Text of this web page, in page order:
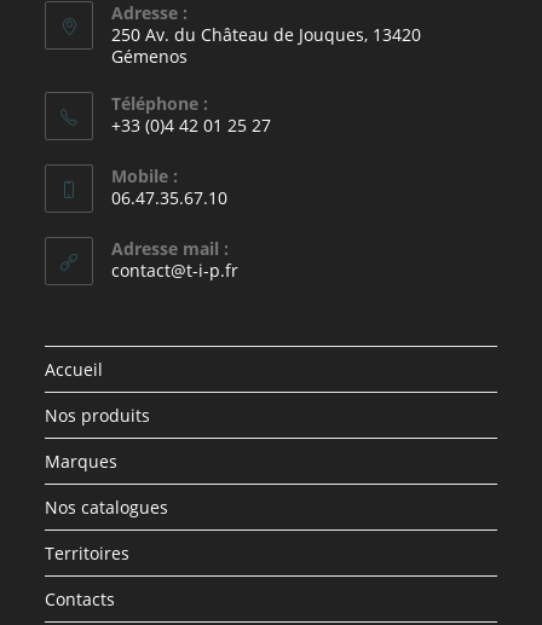
Adresse :
250 Av. du Château de Jouques, 13420
Gémenos
Téléphone :
+33 (0)4 42 01 25 27
Mobile :
06.47.35.67.10
Adresse mail :
contact@t-i-p.fr
Accueil
Nos produits
Marques
Nos catalogues
Territoires
Contacts